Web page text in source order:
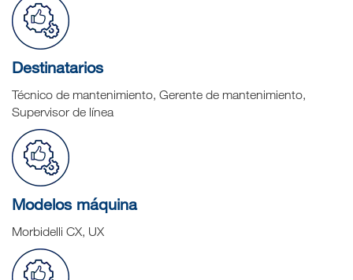
Destinatarios
Técnico de mantenimiento, Gerente de mantenimiento,
Supervisor de línea
Modelos máquina
Morbidelli CX, UX